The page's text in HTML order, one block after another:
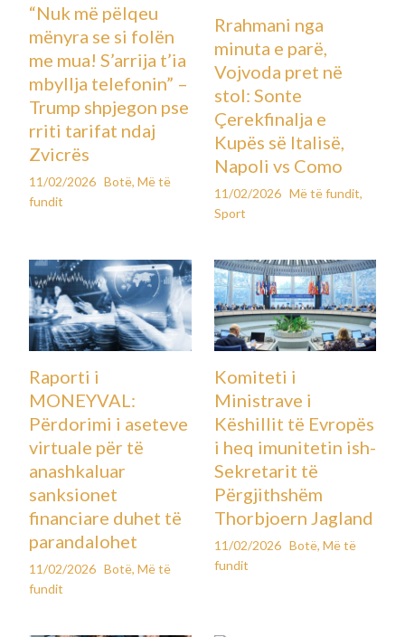
“Nuk më pëlqeu
mënyra se si folën
me mua! S’arrija t’ia
mbyllja telefonin” –
Trump shpjegon pse
rriti tarifat ndaj
Zvicrës
11/02/2026 Botë,Më të
fundit
Rrahmani nga
minuta e parë,
Vojvoda pret në
stol: Sonte
Çerekfinalja e
Kupës së Italisë,
Napoli vs Como
11/02/2026 Më të fundit,
Sport
Raporti i
MONEYVAL:
Përdorimi i aseteve
virtuale për të
anashkaluar
sanksionet
financiare duhet të
parandalohet
11/02/2026 Botë,Më të
fundit
Komiteti i
Ministrave i
Këshillit të Evropës
i heq imunitetin ish-
Sekretarit të
Përgjithshëm
Thorbjoern Jagland
11/02/2026 Botë, Më të
fundit